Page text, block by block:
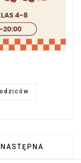
NA BAL
NASTĘPNA
NASTĘPNA